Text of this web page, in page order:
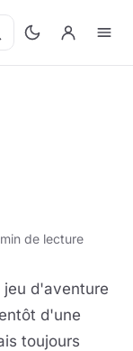
de lecture
d'aventure
d'une
toujours